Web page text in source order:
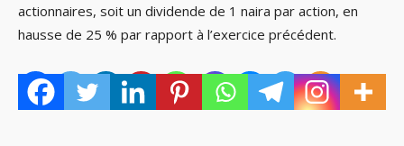
actionnaires, soit un dividende de 1 naira par action, en
hausse de 25 % par rapport à l’exercice précédent.